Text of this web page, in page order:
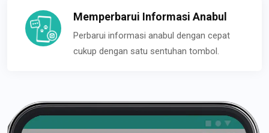
Memperbarui Informasi Anabul
Perbarui informasi anabul dengan cepat
cukup dengan satu sentuhan tombol.